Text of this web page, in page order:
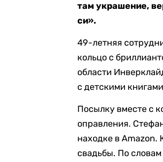
там украшение,
си».
49-летняя
кольцо с
области
с детскими
Посылку вместе с
оправления.
находке в Amazon.
свадьбы. По словам